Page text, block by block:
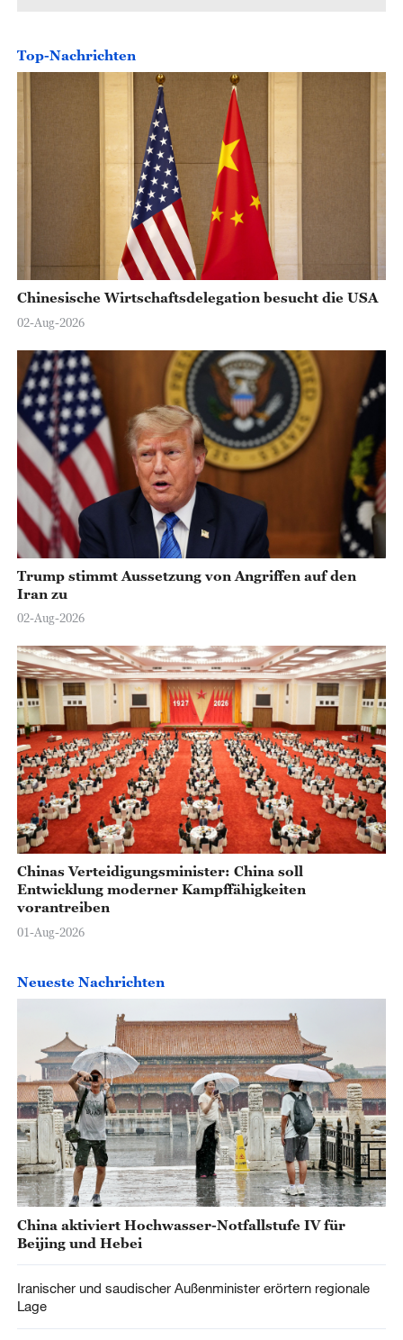
Top-Nachrichten
Chinesische Wirtschaftsdelegation besucht die USA
02-Aug-2026
Trump stimmt Aussetzung von Angriffen auf den
Iran zu
02-Aug-2026
Chinas Verteidigungsminister: China soll
Entwicklung moderner Kampffähigkeiten
vorantreiben
01-Aug-2026
Neueste Nachrichten
China aktiviert Hochwasser-Notfallstufe IV für
Beijing und Hebei
Iranischer und saudischer Außenminister erörtern regionale
Lage